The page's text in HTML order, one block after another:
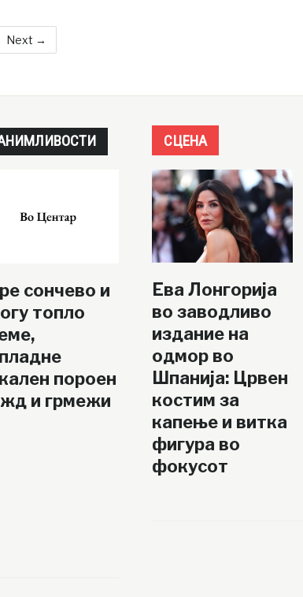
Next →
сончево и
топло
пороен
и грмежи
СЦЕНА
Ева Лонгорија
во заводливо
издание на
одмор во
Шпанија: Црвен
костим за
капење и витка
фигура во
фокусот